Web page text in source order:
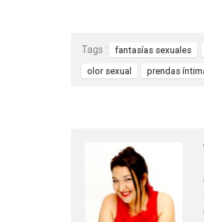
Tags : fantasías sexuales
olor sexual
prendas